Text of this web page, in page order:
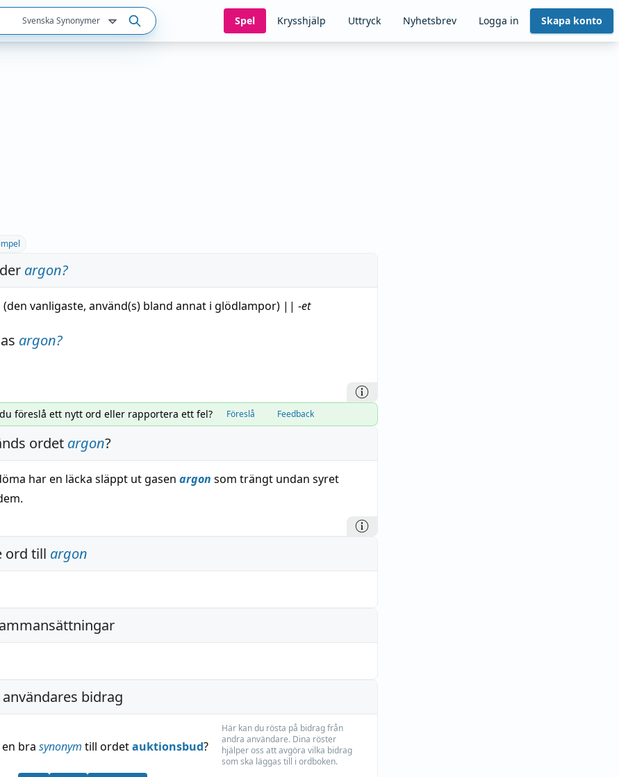
Svenska Synonymer Spel Krysshjälp Uttryck Nyhetsbrev Logga in Skapa konto
argon?
(den vanligaste, använd(s) bland annat i glödlampor) || -et
argon?
föreslå ett nytt ord eller rapportera ett fel? Föreslå Feedback
ordet argon?
har en läcka släppt ut gasen argon som trängt undan syret
ord till argon
användares bidrag
bra synonym till ordetauktionsbud?
Här kan du rösta på bidrag från
andra användare. Dina röster
hjälper oss att avgöra vilka bidrag
som ska läggas till i ordboken.